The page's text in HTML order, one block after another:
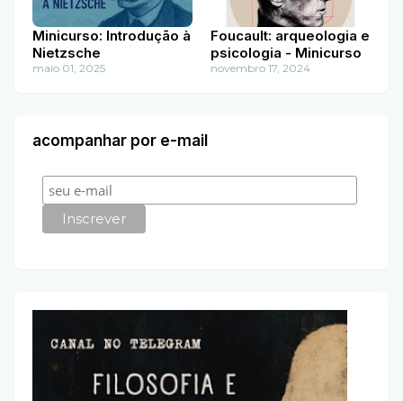
Minicurso: Introdução à
Nietzsche
maio 01, 2025
Foucault: arqueologia e
psicologia - Minicurso
novembro 17, 2024
acompanhar por e-mail